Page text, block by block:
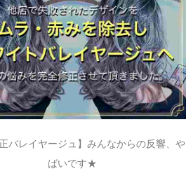
正バレイヤージュ】みんなからの反響、や
ばいです★